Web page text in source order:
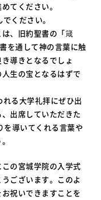
てください。
ください。
は、旧約聖書の「箴
を通して神の言葉に触
導きとなるでしょ
生の宝となるはずで
る大学礼拝にぜひ出
出席していただきた
を導いてくれる言葉や
の宮城学院の入学式
ございます。このよ
祝いできますことを